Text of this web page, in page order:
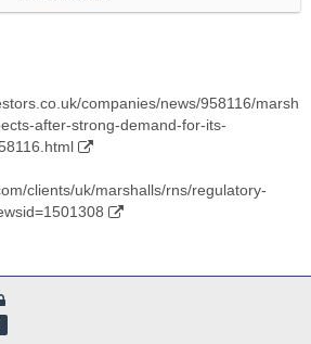
landscape-products-group-
news-releases/news-
q2-and-h1-2021-results
products-958116.html
SL rein, und los
companies/news/958116/marsh
after-strong-demand-for-its-
clients/uk/marshalls/rns/regulatory-